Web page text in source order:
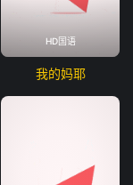
HD国语
我的妈耶